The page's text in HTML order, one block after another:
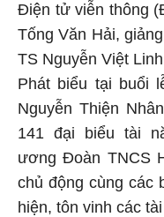
Điện tử viễn thông
Tống Văn Hải,
TS Nguyễn Việt
Phát biểu tại buổi
Nguyễn Thiện
141 đại biểu tài
ương Đoàn TNCS
chủ động cùng các
hiện, tôn vinh các